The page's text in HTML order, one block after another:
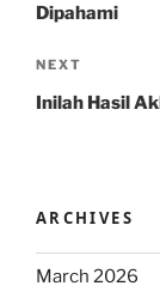
Dipahami
Next
Post
NEXT
Inilah Hasil
ARCHIVES
March 2026